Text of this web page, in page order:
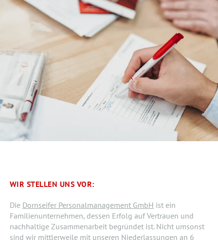
WIR STELLEN UNS VOR:
Die Dornseifer Personalmanagement GmbH ist ein
Familienunternehmen, dessen Erfolg auf Vertrauen und
nachhaltige Zusammenarbeit begründet ist. Nicht umsonst
sind wir mittlerweile mit unseren Niederlassungen an 6